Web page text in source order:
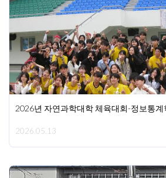
2026년 자연과학대학 체육대회-정보통계
2026.05.13